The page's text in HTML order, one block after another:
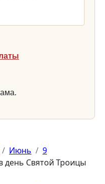
Июнь
9
день Святой Троицы